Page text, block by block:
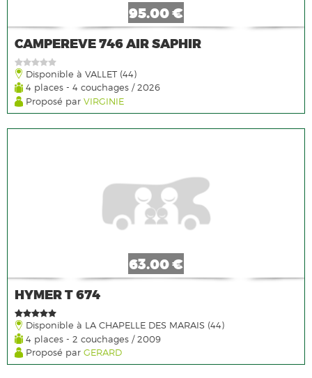
95.00 €
CAMPEREVE 746 AIR SAPHIR
Disponible à VALLET (44)
4 places - 4 couchages / 2026
Proposé parVIRGINIE
63.00 €
HYMER T 674
Disponible à LA CHAPELLE DES MARAIS (44)
4 places - 2 couchages / 2009
Proposé parGERARD